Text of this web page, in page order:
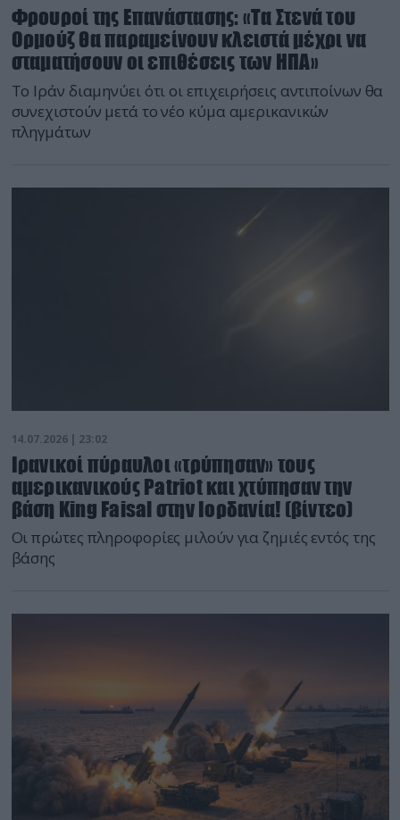
Φρουροί της Επανάστασης: «Τα Στενά του
Ορμούζ θα παραμείνουν κλειστά μέχρι να
σταματήσουν οι επιθέσεις των ΗΠΑ»
Το Ιράν διαμηνύει ότι οι επιχειρήσεις αντιποίνων θα
συνεχιστούν μετά το νέο κύμα αμερικανικών
πληγμάτων
14.07.2026 | 23:02
Ιρανικοί πύραυλοι «τρύπησαν» τους
αμερικανικούς Patriot και χτύπησαν την
βάση King Faisal στην Ιορδανία! (βίντεο)
Οι πρώτες πληροφορίες μιλούν για ζημιές εντός της
βάσης